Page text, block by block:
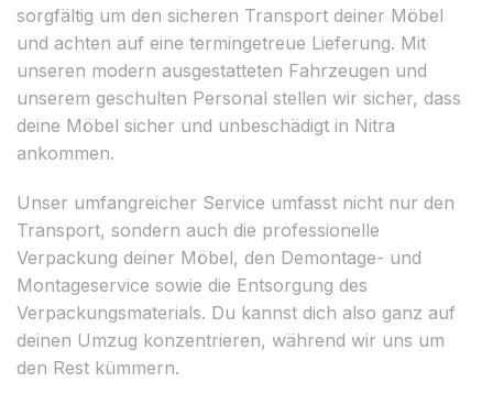
sorgfältig um den sicheren Transport deiner Möbel
und achten auf eine termingetreue Lieferung. Mit
unseren modern ausgestatteten Fahrzeugen und
unserem geschulten Personal stellen wir sicher, dass
deine Möbel sicher und unbeschädigt in Nitra
ankommen.
Unser umfangreicher Service umfasst nicht nur den
Transport, sondern auch die professionelle
Verpackung deiner Möbel, den Demontage- und
Montageservice sowie die Entsorgung des
Verpackungsmaterials. Du kannst dich also ganz auf
deinen Umzug konzentrieren, während wir uns um
den Rest kümmern.